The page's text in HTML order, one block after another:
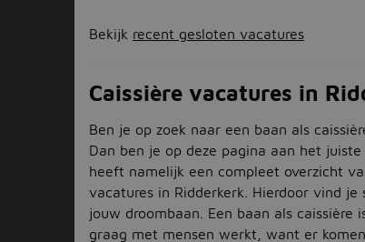
Bekijk recent gesloten vacatures
Caissière vacatures in
Ben je op zoek naar een baan als
Dan ben je op deze pagina aan het juiste
heeft namelijk een compleet overzicht
vacatures in Ridderkerk. Hierdoor vind je
jouw droombaan. Een baan als caissière
graag met mensen werkt, want er